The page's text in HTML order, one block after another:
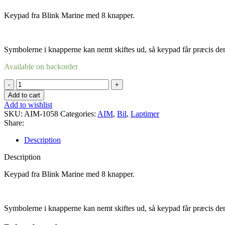
Keypad fra Blink Marine med 8 knapper.
Symbolerne i knapperne kan nemt skiftes ud, så keypad får præcis
Available on backorder
Keypad
8
knapper
quantity
Add to cart
Add to wishlist
SKU: AIM-1058 Categories: AIM, Bil, Laptimer
Share:
Description
Description
Keypad fra Blink Marine med 8 knapper.
Symbolerne i knapperne kan nemt skiftes ud, så keypad får præcis